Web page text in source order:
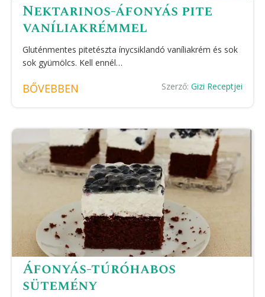
Nektarinos-áfonyás pite
vaníliakrémmel
Gluténmentes pitetészta ínycsiklandó vaníliakrém és sok
sok gyümölcs. Kell ennél…
BŐVEBBEN Szerző: Gizi Receptjei
Áfonyás-túróhabos
sütemény